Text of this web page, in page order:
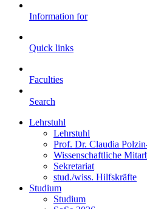
Information for
Quick links
Faculties
Search
Lehrstuhl
Lehrstuhl
Prof. Dr. Claudia
Wissenschaftliche
Sekretariat
stud./wiss. Hilfskräfte
Studium
Studium